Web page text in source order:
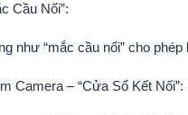
Cầu Nối”:
như “mắc cầu nối” cho
Camera – “Cửa Sổ Kết Nối”: